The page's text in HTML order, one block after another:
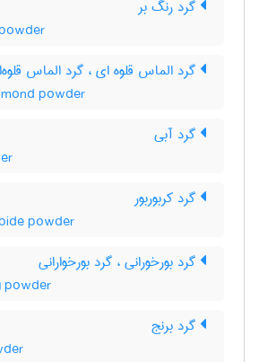
گرد رنگ بر
گرد الماس قلوه ای ، گرد الماس
powder
گرد آبی
گرد کربوربور
powder
گرد بورخورانی ، گرد بورخوارانی
powder
گرد برنج